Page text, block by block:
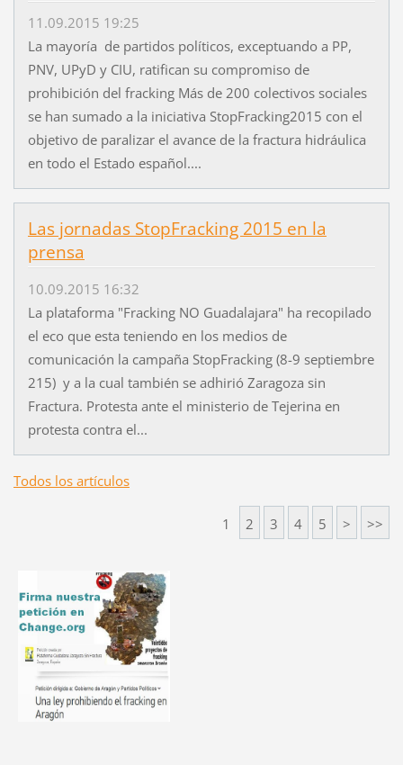
11.09.2015 19:25
La mayoría de partidos políticos, exceptuando a PP,
PNV, UPyD y CIU, ratifican su compromiso de
prohibición del fracking Más de 200 colectivos sociales
se han sumado a la iniciativa StopFracking2015 con el
objetivo de paralizar el avance de la fractura hidráulica
en todo el Estado español....
Las jornadas StopFracking 2015 en la
prensa
10.09.2015 16:32
La plataforma "Fracking NO Guadalajara" ha recopilado
el eco que esta teniendo en los medios de
comunicación la campaña StopFracking (8-9 septiembre
215) y a la cual también se adhirió Zaragoza sin
Fractura. Protesta ante el ministerio de Tejerina en
protesta contra el...
Todos los artículos
1 2 3 4 5 > >>